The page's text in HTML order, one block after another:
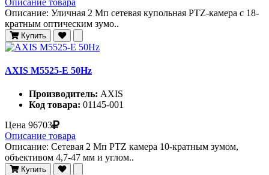
Описание: Уличная 2 Мп сетевая купольная PTZ-камера с 18-
кратным оптическим зумо..
Купить
AXIS M5525-E 50Hz
Производитель: AXIS
Код товара: 01145-001
Цена 96703
Описание товара
Описание: Сетевая 2 Мп PTZ камера 10-кратным зумом,
объективом 4,7-47 мм и углом..
Купить